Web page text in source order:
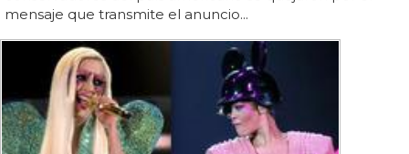
mensaje que transmite el anuncio...